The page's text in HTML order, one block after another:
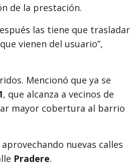
de la prestación.
las tiene que trasladar
vienen del usuario”,
Mencionó que ya se
, que alcanza a vecinos de
mayor cobertura al barrio
aprovechando nuevas calles
Pradere.